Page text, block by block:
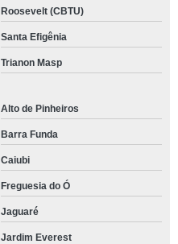
Roosevelt (CBTU)
Santa Efigênia
Trianon Masp
Alto de Pinheiros
Barra Funda
Caiubi
Freguesia do Ó
Jaguaré
Jardim Everest